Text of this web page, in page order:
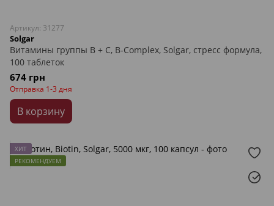
Артикул: 31277
Solgar
Витамины группы В + С, B-Complex, Solgar, стресс формула,
100 таблеток
674 грн
Отправка 1-3 дня
В корзину
ХИТ
РЕКОМЕНДУЕМ